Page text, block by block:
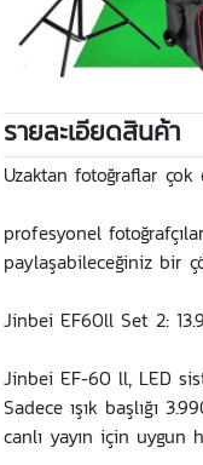
รายละเอียดสินค้า
Uzaktan fotoğraflar
profesyonel
paylaşabileceğiniz bir
Jinbei EF60ll Set 2:
Jinbei EF-60 ll, LED
Sadece ışık başlığı
canlı yayın için uygun